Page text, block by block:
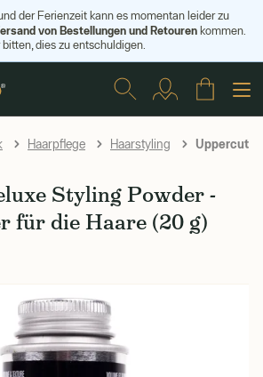
der Ferienzeit kann es momentan leider zu
von Bestellungen und Retourenkommen.
bitten, dies zu entschuldigen.
Haarpflege Haarstyling Uppercut
Styling Powder -
für die Haare (20 g)